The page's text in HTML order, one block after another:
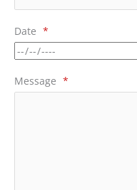
Date *
Message *